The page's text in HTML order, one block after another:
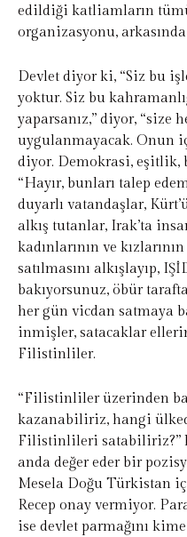
edildiği katliamların
organizasyonu,
Devlet diyor ki, “Siz bu
yoktur. Siz bu
yaparsanız,” diyor, “size
uygulanmayacak. Onun
diyor. Demokrasi,
“Hayır, bunları talep
duyarlı vatandaşlar,
alkış tutanlar, Irak’ta
kadınlarının ve
satılmasını alkışlayıp,
bakıyorsunuz, öbür
her gün vicdan satmaya
inmişler, satacaklar
Filistinliler.
“Filistinliler üzerinden
kazanabiliriz, hangi
Filistinlileri satabiliriz?”
anda değer eder bir
Mesela Doğu Türkistan
Recep onay vermiyor.
ise devlet parmağını